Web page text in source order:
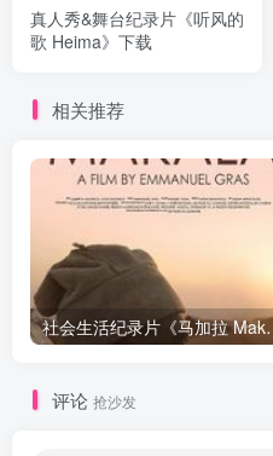
真人秀&舞台纪录片《听风的
歌 Heima》下载
相关推荐
社会生活
评论 抢沙发